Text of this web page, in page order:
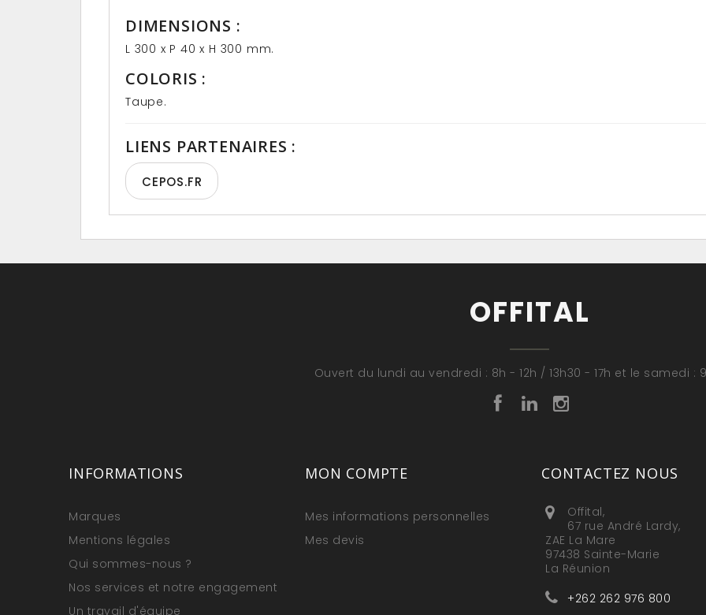
DIMENSIONS :
L 300 x P 40 x H 300 mm.
COLORIS :
Taupe.
LIENS PARTENAIRES :
CEPOS.FR
OFFITAL
Ouvert du lundi au vendredi : 8h - 12h / 13h30 - 17h et le samedi :
INFORMATIONS
Marques
Mentions légales
Qui sommes-nous ?
Nos services et notre engagement
Un travail d'équipe
MON COMPTE
Mes informations personnelles
Mes devis
CONTACTEZ NOUS
Offital,
67 rue André Lardy,
ZAE La Mare
97438 Sainte-Marie
La Réunion
+262 262 976 800